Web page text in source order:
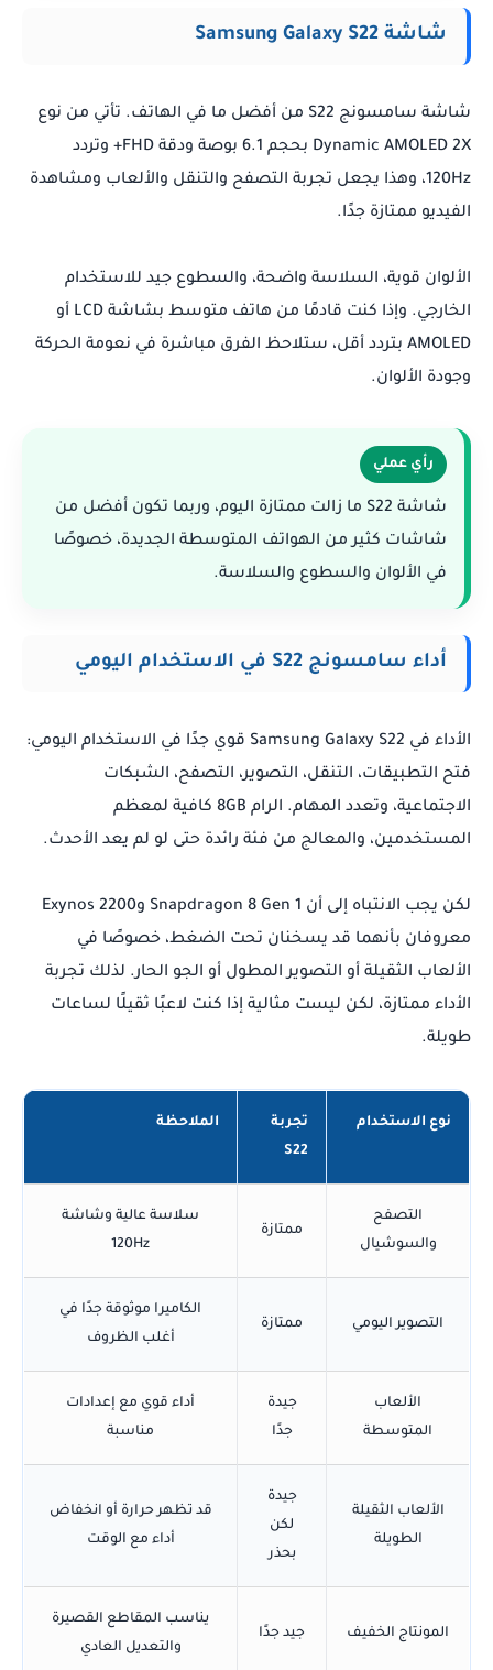
شاشة Samsung Galaxy S22
شاشة سامسونج S22 من أفضل ما في الهاتف. تأتي من نوع
Dynamic AMOLED 2X بحجم 6.1 بوصة ودقة FHD+ وتردد
120Hz، وهذا يجعل تجربة التصفح والتنقل والألعاب ومشاهدة
الفيديو ممتازة جدًا.
الألوان قوية، السلاسة واضحة، والسطوع جيد للاستخدام
الخارجي. وإذا كنت قادمًا من هاتف متوسط بشاشة LCD أو
AMOLED بتردد أقل، ستلاحظ الفرق مباشرة في نعومة الحركة
وجودة الألوان.
رأي عملي
شاشة S22 ما زالت ممتازة اليوم، وربما تكون أفضل من
شاشات كثير من الهواتف المتوسطة الجديدة، خصوصًا
في الألوان والسطوع والسلاسة.
أداء سامسونج S22 في الاستخدام اليومي
الأداء في Samsung Galaxy S22 قوي جدًا في الاستخدام اليومي:
فتح التطبيقات، التنقل، التصوير، التصفح، الشبكات
الاجتماعية، وتعدد المهام. الرام 8GB كافية لمعظم
المستخدمين، والمعالج من فئة رائدة حتى لو لم يعد الأحدث.
لكن يجب الانتباه إلى أن Snapdragon 8 Gen 1 وExynos 2200
معروفان بأنهما قد يسخنان تحت الضغط، خصوصًا في
الألعاب الثقيلة أو التصوير المطول أو الجو الحار. لذلك تجربة
الأداء ممتازة، لكن ليست مثالية إذا كنت لاعبًا ثقيلًا لساعات
طويلة.
نوع الاستخدام
تجربة
S22
الملاحظة
التصفح
والسوشيال
ممتازة
سلاسة عالية وشاشة
120Hz
التصوير اليومي ممتازة
الكاميرا موثوقة جدًا في
أغلب الظروف
الألعاب
المتوسطة
جيدة
جدًا
أداء قوي مع إعدادات
مناسبة
الألعاب الثقيلة
الطويلة
جيدة
لكن
بحذر
قد تظهر حرارة أو انخفاض
أداء مع الوقت
المونتاج الخفيف جيد جدًا
يناسب المقاطع القصيرة
والتعديل العادي